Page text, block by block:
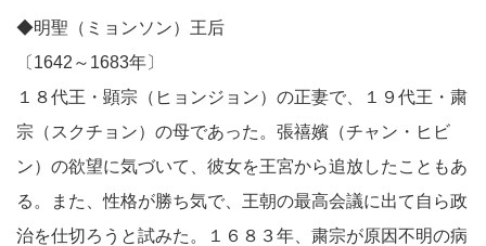
◆明聖（ミョンソン）王后
〔1642～1683年〕
１８代王・顕宗（ヒョンジョン）の正妻で、１９代王・粛
宗（スクチョン）の母であった。張禧嬪（チャン・ヒビ
ン）の欲望に気づいて、彼女を王宮から追放したこともあ
る。また、性格が勝ち気で、王朝の最高会議に出て自ら政
治を仕切ろうと試みた。１６８３年、粛宗が原因不明の病